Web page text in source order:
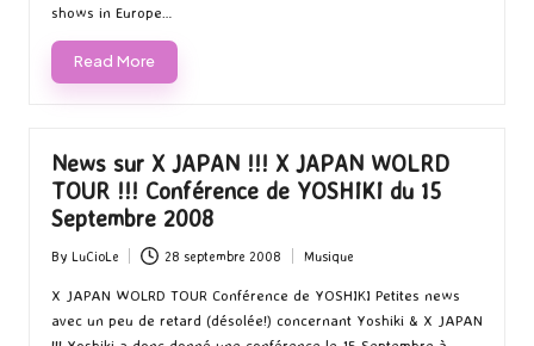
shows in Europe…
Read More
News sur X JAPAN !!! X JAPAN WOLRD
TOUR !!! Conférence de YOSHIKI du 15
Septembre 2008
Posted
by
By LuCioLe 28 septembre 2008
Posted
in
Musique
X JAPAN WOLRD TOUR Conférence de YOSHIKI Petites news
avec un peu de retard (désolée!) concernant Yoshiki & X JAPAN